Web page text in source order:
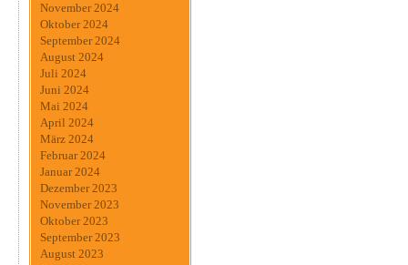
November 2024
Oktober 2024
September 2024
August 2024
Juli 2024
Juni 2024
Mai 2024
April 2024
März 2024
Februar 2024
Januar 2024
Dezember 2023
November 2023
Oktober 2023
September 2023
August 2023